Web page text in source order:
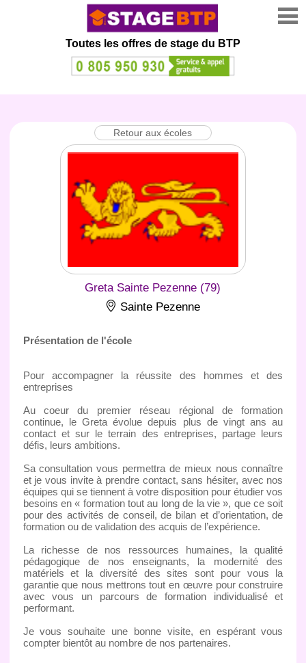
Toutes les offres de stage du BTP
Retour aux écoles
Greta Sainte Pezenne (79)
Sainte Pezenne
Présentation de l'école
Pour accompagner la réussite des hommes et des
entreprises
Au coeur du premier réseau régional de formation
continue, le Greta évolue depuis plus de vingt ans au
contact et sur le terrain des entreprises, partage leurs
défis, leurs ambitions.
Sa consultation vous permettra de mieux nous connaître
et je vous invite à prendre contact, sans hésiter, avec nos
équipes qui se tiennent à votre disposition pour étudier vos
besoins en « formation tout au long de la vie », que ce soit
pour des activités de conseil, de bilan et d’orientation, de
formation ou de validation des acquis de l’expérience.
La richesse de nos ressources humaines, la qualité
pédagogique de nos enseignants, la modernité des
matériels et la diversité des sites sont pour vous la
garantie que nous mettrons tout en œuvre pour construire
avec vous un parcours de formation individualisé et
performant.
Je vous souhaite une bonne visite, en espérant vous
compter bientôt au nombre de nos partenaires.